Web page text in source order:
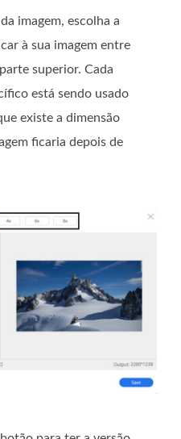
imagem, escolha a
à sua imagem entre
superior. Cada
está sendo usado
existe a dimensão
ficaria depois de